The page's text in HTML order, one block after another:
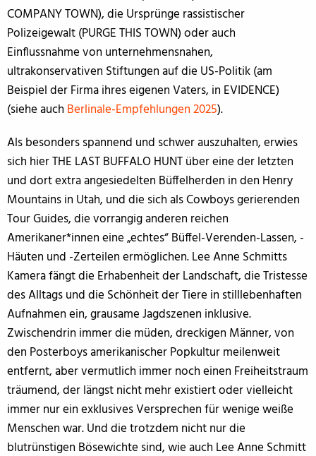
COMPANY TOWN), die Ursprünge rassistischer
Polizeigewalt (PURGE THIS TOWN) oder auch
Einflussnahme von unternehmensnahen,
ultrakonservativen Stiftungen auf die US-Politik (am
Beispiel der Firma ihres eigenen Vaters, in EVIDENCE)
(siehe auch Berlinale-Empfehlungen 2025).
Als besonders spannend und schwer auszuhalten, erwies
sich hier THE LAST BUFFALO HUNT über eine der letzten
und dort extra angesiedelten Büffelherden in den Henry
Mountains in Utah, und die sich als Cowboys gerierenden
Tour Guides, die vorrangig anderen reichen
Amerikaner*innen eine „echtes“ Büffel-Verenden-Lassen, -
Häuten und -Zerteilen ermöglichen. Lee Anne Schmitts
Kamera fängt die Erhabenheit der Landschaft, die Tristesse
des Alltags und die Schönheit der Tiere in stilllebenhaften
Aufnahmen ein, grausame Jagdszenen inklusive.
Zwischendrin immer die müden, dreckigen Männer, von
den Posterboys amerikanischer Popkultur meilenweit
entfernt, aber vermutlich immer noch einen Freiheitstraum
träumend, der längst nicht mehr existiert oder vielleicht
immer nur ein exklusives Versprechen für wenige weiße
Menschen war. Und die trotzdem nicht nur die
blutrünstigen Bösewichte sind, wie auch Lee Anne Schmitt